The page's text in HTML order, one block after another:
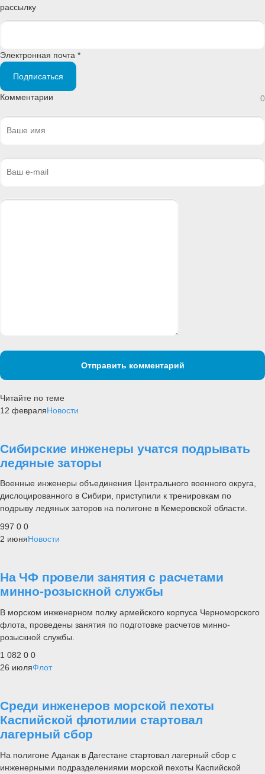
рассылку
Электронная почта *
Подписаться
Комментарии 0
Отправить комментарий
Читайте по теме
12 февраляНовости
Сибирские инженеры учатся подрывать
ледяные заторы
Военные инженеры объединения Центрального военного округа,
дислоцированного в Сибири, приступили к тренировкам по
подрыву ледяных заторов на полигоне в Кемеровской области.
997 0 0
2 июняНовости
На ЧФ провели занятия с расчетами
минно-розыскной службы
В морском инженерном полку армейского корпуса Черноморского
флота, проведены занятия по подготовке расчетов минно-
розыскной службы.
1 082 0 0
26 июляФлот
Среди инженеров морской пехоты
Каспийской флотилии стартовал
лагерный сбор
На полигоне Аданак в Дагестане стартовал лагерный сбор с
инженерными подразделениями морской пехоты Каспийской